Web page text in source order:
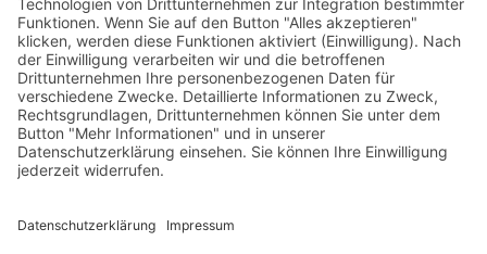
Alle Ausstellungsorte
Cookie-Einstellungen
Datenschutz Impressum